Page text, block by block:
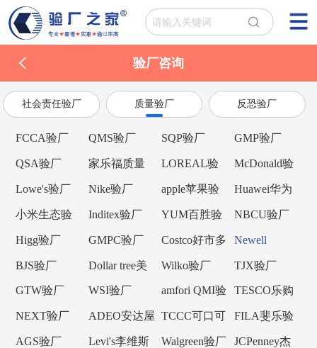
验厂咨询
社会责任验厂 质量验厂 反恐验厂
FCCA验厂 QMS验厂 SQP验厂 GMP验厂
QSA验厂
家乐福质量
验厂
LOREAL验
厂
McDonald验
厂
Lowe's验厂 Nike验厂
apple苹果验
厂
Huawei华为
验厂
小米生态验
厂
Inditex验厂
YUM百胜验
厂
NBCU验厂
Higg验厂 GMPC验厂
Costco好市多
验厂
Newell
Brands纽威验
厂
BJS验厂
Dollar tree美
元树验厂
Wilko验厂 TJX验厂
GTW验厂 WSI验厂
amfori QMI验
厂
TESCO乐购
验厂
NEXT验厂
ADEO安达屋
验厂
TCCC可口可
乐验厂
FILA斐乐验
厂
AGS验厂
Levi's李维斯
Walgreen验厂
JCPenney杰